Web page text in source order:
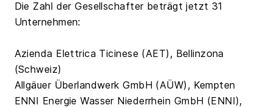
Die Zahl der Gesellschafter beträgt jetzt 31
Unternehmen:
Azienda Elettrica Ticinese (AET), Bellinzona
(Schweiz)
Allgäuer Überlandwerk GmbH (AÜW), Kempten
ENNI Energie Wasser Niederrhein GmbH (ENNI),